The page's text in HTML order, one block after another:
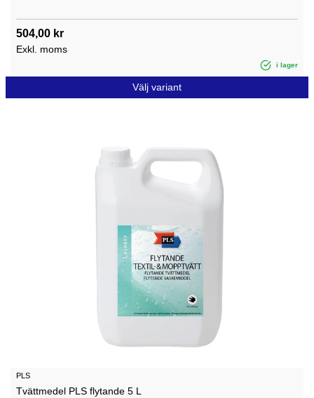
504,00 kr
Exkl. moms
i lager
Välj variant
PLS
Tvättmedel PLS flytande 5 L